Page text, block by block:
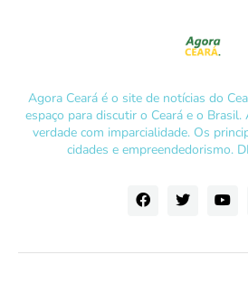
Agora Ceará é o site de notícias do
espaço para discutir o Ceará e o
verdade com imparcialidade. Os
cidades e empreendedorismo.